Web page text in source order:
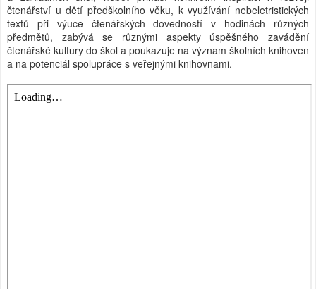
čtenářství u dětí předškolního věku, k využívání nebeletristických
textů při výuce čtenářských dovedností v hodinách různých
předmětů, zabývá se různými aspekty úspěšného zavádění
čtenářské kultury do škol a poukazuje na význam školních knihoven
a na potenciál spolupráce s veřejnými knihovnami.